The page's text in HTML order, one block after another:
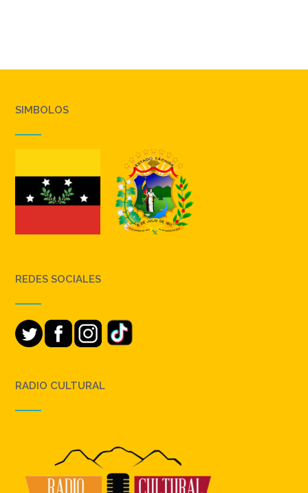
SIMBOLOS
REDES SOCIALES
RADIO CULTURAL